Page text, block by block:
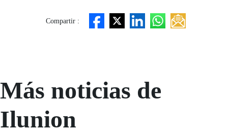
Compartir :
Más noticias de
Ilunion